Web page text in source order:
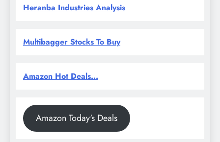
Heranba Industries Analysis
Multibagger Stocks To Buy
Amazon Hot Deals...
Amazon Today's Deals